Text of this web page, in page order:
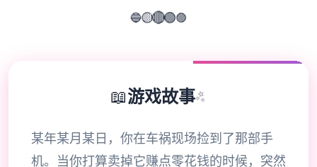
🔵🟡🔴🟢🟣
📖游戏故事✨
某年某月某日，你在车祸现场捡到了那部手
机。当你打算卖掉它赚点零花钱的时候，突然